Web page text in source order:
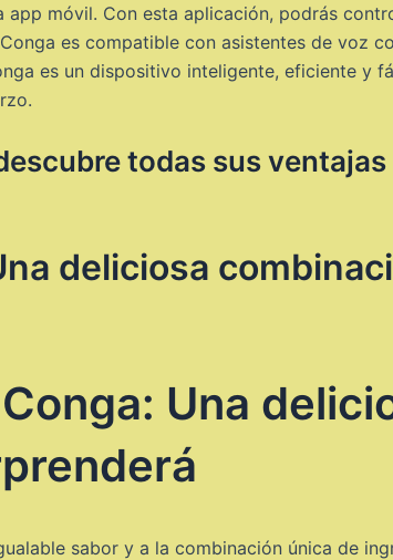
móvil. Con esta aplicación, podrás
es compatible con asistentes de voz
es un dispositivo inteligente, eficiente y
todas sus
deliciosa
Una
sabor y a la combinación única de